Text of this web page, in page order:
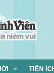
TIỆN